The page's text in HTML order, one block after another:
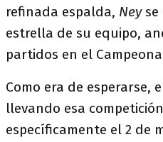
refinada espalda, Neyse
estrella de su equipo,
partidos en el
Como era de esperarse,
llevando esa
específicamente el 2 de